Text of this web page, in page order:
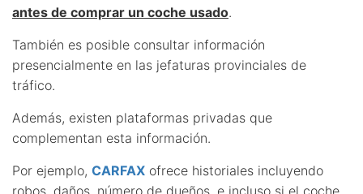
antes de comprar un coche usado.
También es posible consultar información
presencialmente en las jefaturas provinciales de
tráfico.
Además, existen plataformas privadas que
complementan esta información.
Por ejemplo, CARFAX ofrece historiales incluyendo
robos, daños, número de dueños, e incluso si el coche